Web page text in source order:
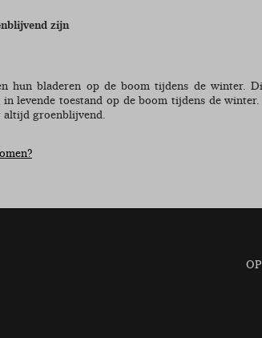
zijn
hun bladeren op de boom tijdens de winter.
levende toestand op de boom tijdens de
altijd groenblijvend.